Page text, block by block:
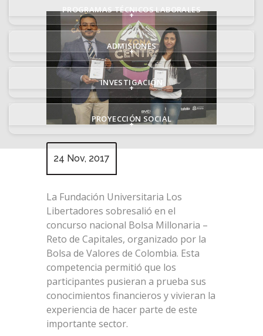
PROGRAMAS TÉCNICOS LABORALES
+
ADMISIONES
+
INVESTIGACIÓN
+
PROYECCIÓN SOCIAL
+
24 Nov, 2017
La Fundación Universitaria Los
Libertadores sobresalió en el
concurso nacional Bolsa Millonaria –
Reto de Capitales, organizado por la
Bolsa de Valores de Colombia. Esta
competencia permitió que los
participantes pusieran a prueba sus
conocimientos financieros y vivieran la
experiencia de hacer parte de este
importante sector.